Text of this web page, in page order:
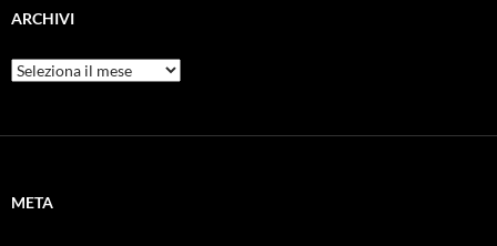
ARCHIVI
Archivi
META